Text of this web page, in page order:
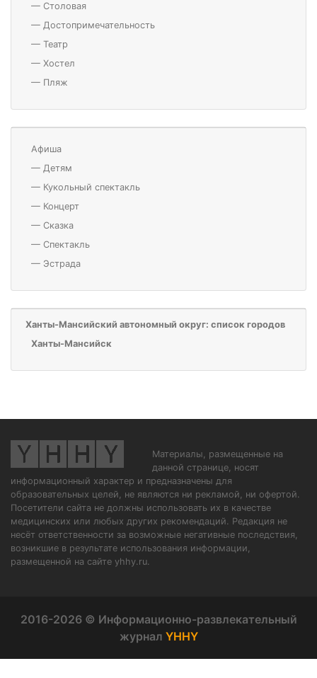
— Столовая
— Достопримечательность
— Театр
— Хостел
— Пляж
Афиша
— Детям
— Кукольный спектакль
— Концерт
— Сказка
— Спектакль
— Эстрада
Ханты-Мансийский автономный округ: список городов
Ханты-Мансийск
Материалы, размещенные на
данной странице, носят
информационный характер и предназначены для
образовательных целей, не являются ни рекламой, ни офертой.
Посетители сайта не должны использовать их в качестве
медицинских или любых других рекомендаций. Редакция не
несёт ответственности за возможные негативные последствия,
возникшие в результате использования информации,
размещенной на сайте yhhy.ru.
2016-2026 © Информационно-развлекательный
журнал YHHY